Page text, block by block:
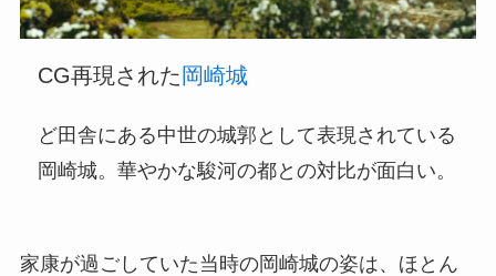
CG再現された 岡崎城
ど田舎にある中世の城郭として表現されている
岡崎城。華やかな駿河の都との対比が面白い。
家康が過ごしていた当時の岡崎城の姿は、ほとん